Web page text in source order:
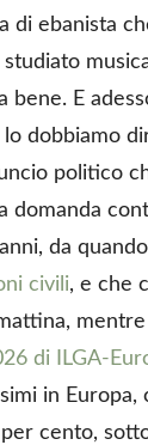
di ebanista
bene. E
lo dobbiamo
politico
domanda
da
civili, e che
di ILGA-
in Europa,
cento,